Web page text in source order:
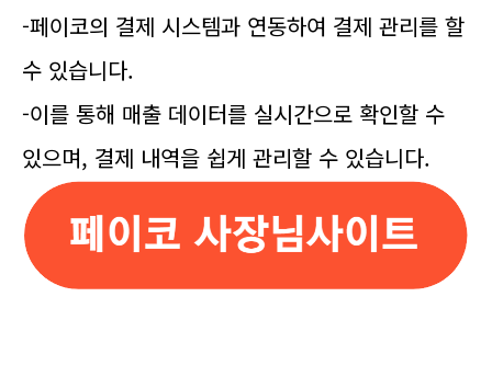
-페이코의 결제 시스템과 연동하여 결제 관리를 할
수 있습니다.
-이를 통해 매출 데이터를 실시간으로 확인할 수
있으며, 결제 내역을 쉽게 관리할 수 있습니다.